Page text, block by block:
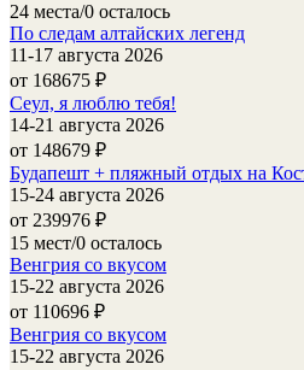
24 места/0 осталось
По следам алтайских легенд
11-17 августа 2026
от 168675 ₽
Сеул, я люблю тебя!
14-21 августа 2026
от 148679 ₽
Будапешт + пляжный отдых на
15-24 августа 2026
от 239976 ₽
15 мест/0 осталось
Венгрия со вкусом
15-22 августа 2026
от 110696 ₽
Венгрия со вкусом
15-22 августа 2026